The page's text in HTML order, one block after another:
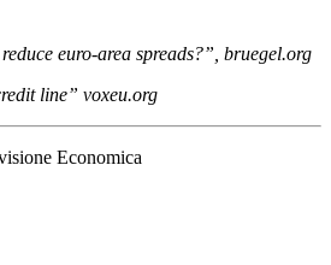
euro-area spreads?”, bruegel.org
line” voxeu.org
Economica